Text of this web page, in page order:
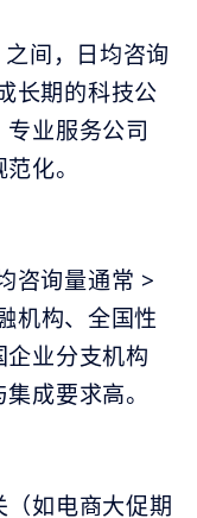
间，日均咨询
长期的科技公
业服务公司
化。
咨询量通常 >
机构、全国性
业分支机构
成要求高。
如电商大促期